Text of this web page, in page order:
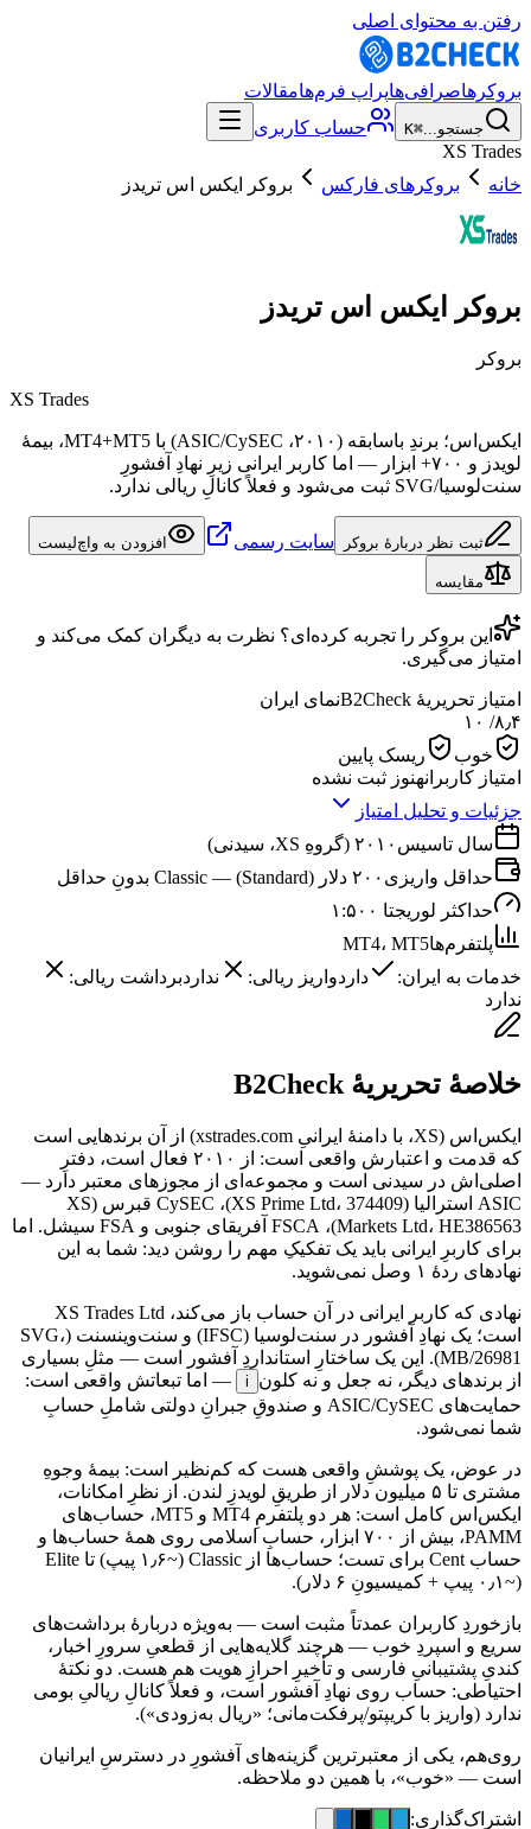
رفتن به محتوای اصلی
بروکرهاصرافی‌هاپراپ فرم‌هامقالات
جستجو...⌘K
حساب کاربری
XS Trades
خانه
بروکرهای فارکس بروکر ایکس اس تریدز
بروکر ایکس اس تریدز
بروکر
XS Trades
ایکس‌اس؛ برندِ باسابقه (۲۰۱۰، ASIC/CySEC) با MT4+MT5، بیمهٔ
لویدز و ۷۰۰+ ابزار — اما کاربر ایرانی زیرِ نهادِ آفشورِ
سنت‌لوسیا/SVG ثبت می‌شود و فعلاً کانالِ ریالی ندارد.
ثبت نظر دربارهٔ بروکر سایت رسمی افزودن به واچ‌لیست
مقایسه
این بروکر را تجربه کرده‌ای؟ نظرت به دیگران کمک می‌کند و
امتیاز می‌گیری.
امتیاز تحریریهٔ B2Check
نمای ایران
۸٫۴/ ۱۰
خوب
ریسک پایین
امتیاز کاربرانهنوز ثبت نشده
جزئیات و تحلیل امتیاز
سال تاسیس ۲۰۱۰ (گروهِ XS، سیدنی)
حداقل واریزی ۲۰۰ دلار (Standard) — Classic بدونِ حداقل
حداکثر لوریجتا ۱:۵۰۰
پلتفرم‌هاMT4، MT5
خدمات به ایران:
داردواریز ریالی: نداردبرداشت ریالی:
ندارد
خلاصهٔ تحریریهٔ B2Check
ایکس‌اس (XS، با دامنهٔ ایرانیِ xstrades.com) از آن برندهایی است
که قدمت و اعتبارش واقعی است: از ۲۰۱۰ فعال است، دفترِ
اصلی‌اش در سیدنی است و مجموعه‌ای از مجوزهای معتبر دارد —
ASIC استرالیا (XS Prime Ltd، 374409)، CySEC قبرس (XS
Markets Ltd، HE386563)، FSCA آفریقای جنوبی و FSA سیشل. اما
برای کاربرِ ایرانی باید یک تفکیکِ مهم را روشن دید: شما به این
نهادهای ردهٔ ۱ وصل نمی‌شوید.
نهادی که کاربر ایرانی در آن حساب باز می‌کند، XS Trades Ltd
است؛ یک نهادِ آفشور در سنت‌لوسیا (IFSC) و سنت‌وینسنت (SVG،
MB/26981). این یک ساختارِ استانداردِ آفشور است — مثلِ بسیاری
از برندهای دیگر، نه جعل و نه کلون i
— اما تبعاتش واقعی است:
حمایت‌های ASIC/CySEC و صندوقِ جبرانِ دولتی شاملِ حسابِ
شما نمی‌شود.
در عوض، یک پوششِ واقعی هست که کم‌نظیر است: بیمهٔ وجوهِ
مشتری تا ۵ میلیون دلار از طریقِ لویدزِ لندن. از نظرِ امکانات،
ایکس‌اس کامل است: هر دو پلتفرمِ MT4 و MT5، حساب‌های
PAMM، بیش از ۷۰۰ ابزار، حسابِ اسلامی روی همهٔ حساب‌ها و
حساب Cent برای تست؛ حساب‌ها از Classic (~۱٫۶ پیپ) تا Elite
(~۰٫۱ پیپ + کمیسیونِ ۶ دلار).
بازخوردِ کاربران عمدتاً مثبت است — به‌ویژه دربارهٔ برداشت‌های
سریع و اسپردِ خوب — هرچند گلایه‌هایی از قطعیِ سرورِ اخبار،
کندیِ پشتیبانیِ فارسی و تأخیرِ احرازِ هویت هم هست. دو نکتهٔ
احتیاطی: حساب روی نهادِ آفشور است، و فعلاً کانالِ ریالیِ بومی
ندارد (واریز با کریپتو/پرفکت‌مانی؛ «ریال به‌زودی»).
روی‌هم، یکی از معتبرترین گزینه‌های آفشورِ در دسترسِ ایرانیان
است — «خوب»، با همین دو ملاحظه.
اشتراک‌گذاری: